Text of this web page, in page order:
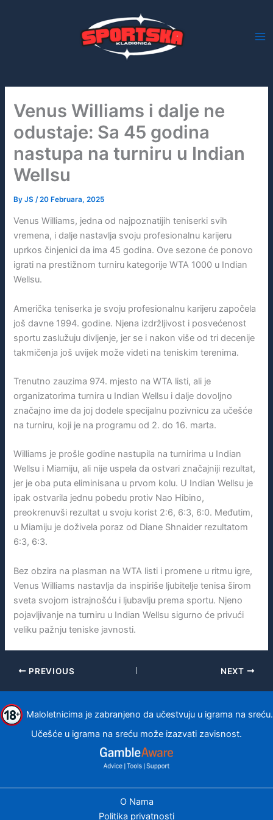
Venus Williams i dalje ne
odustaje: Sa 45 godina
nastupa na turniru u Indian
Wellsu
ByJS /20 Februara, 2025
Venus Williams, jedna od najpoznatijih teniserki svih
vremena, i dalje nastavlja svoju profesionalnu karijeru
uprkos činjenici da ima 45 godina. Ove sezone će ponovo
igrati na prestižnom turniru kategorije WTA 1000 u Indian
Wellsu.
Američka teniserka je svoju profesionalnu karijeru započela
još davne 1994. godine. Njena izdržljivost i posvećenost
sportu zaslužuju divljenje, jer se i nakon više od tri decenije
takmičenja još uvijek može videti na teniskim terenima.
Trenutno zauzima 974. mjesto na WTA listi, ali je
organizatorima turnira u Indian Wellsu i dalje dovoljno
značajno ime da joj dodele specijalnu pozivnicu za učešće
na turniru, koji je na programu od 2. do 16. marta.
Williams je prošle godine nastupila na turnirima u Indian
Wellsu i Miamiju, ali nije uspela da ostvari značajniji rezultat,
jer je oba puta eliminisana u prvom kolu. U Indian Wellsu je
ipak ostvarila jednu pobedu protiv Nao Hibino,
preokrenuvši rezultat u svoju korist 2:6, 6:3, 6:0. Međutim,
u Miamiju je doživela poraz od Diane Shnaider rezultatom
6:3, 6:3.
Bez obzira na plasman na WTA listi i promene u ritmu igre,
Venus Williams nastavlja da inspiriše ljubitelje tenisa širom
sveta svojom istrajnošću i ljubavlju prema sportu. Njeno
pojavljivanje na turniru u Indian Wellsu sigurno će privući
veliku pažnju teniske javnosti.
PREVIOUS NEXT
Maloletnicima je zabranjeno da učestvuju u igrama na sreću.
Učešće u igrama na sreću može izazvati zavisnost.
O Nama
Politika privatnosti